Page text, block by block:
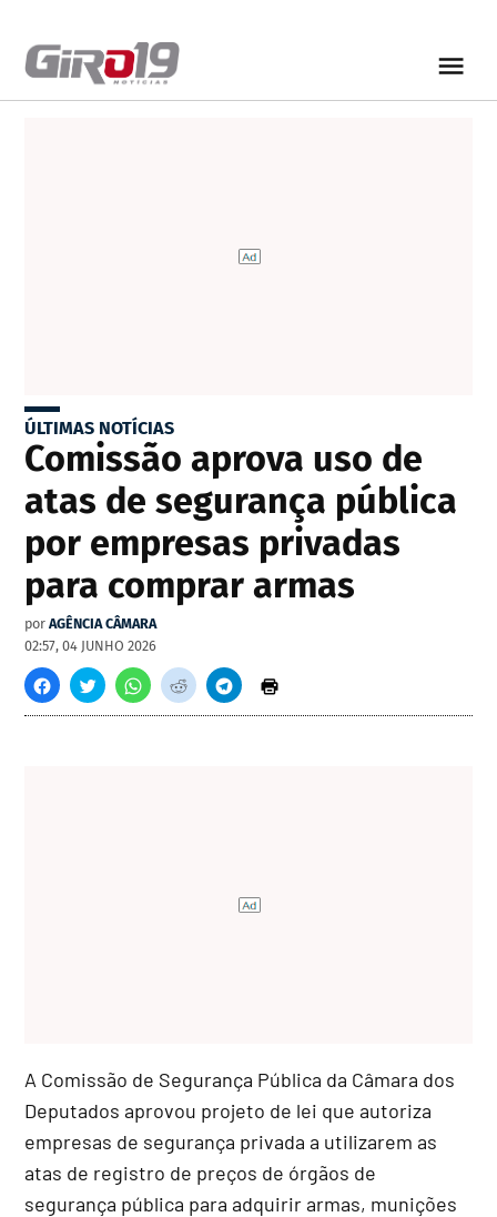
ÚLTIMAS NOTÍCIAS
Comissão aprova uso de
atas de segurança pública
por empresas privadas
para comprar armas
por AGÊNCIA CÂMARA
02:57, 04 JUNHO 2026
A Comissão de Segurança Pública da Câmara dos
Deputados aprovou projeto de lei que autoriza
empresas de segurança privada a utilizarem as
atas de registro de preços de órgãos de
segurança pública para adquirir armas, munições